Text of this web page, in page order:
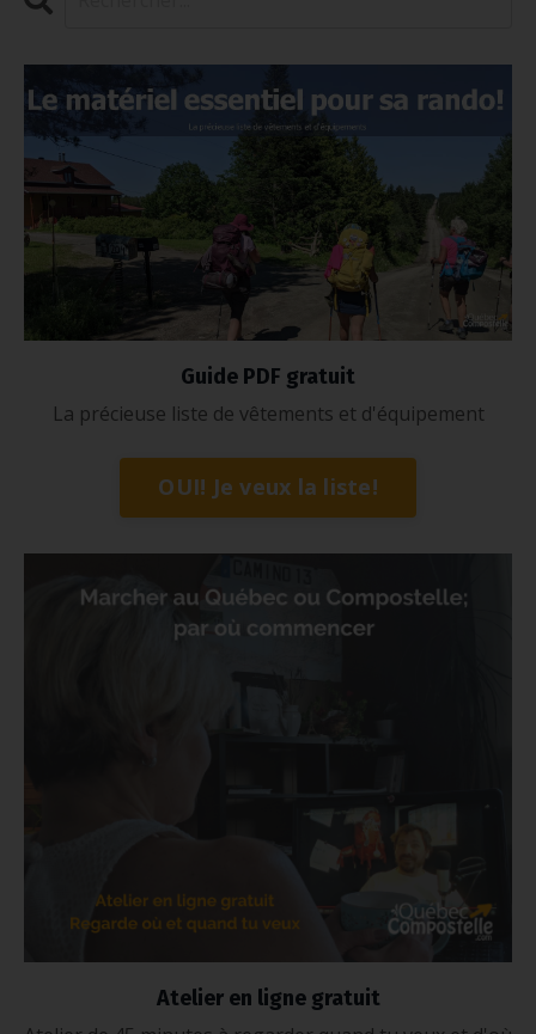
Guide PDF gratuit
La précieuse liste de vêtements et d'équipement
OUI! Je veux la liste!
Atelier en ligne gratuit